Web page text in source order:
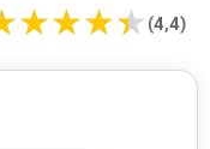
★★★★
★★★★ (4,4)